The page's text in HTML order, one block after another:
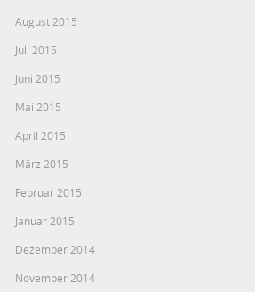
August 2015
Juli 2015
Juni 2015
Mai 2015
April 2015
März 2015
Februar 2015
Januar 2015
Dezember 2014
November 2014